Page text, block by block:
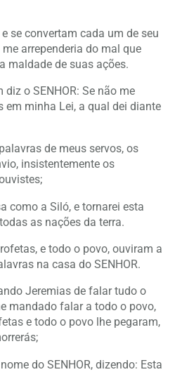
se convertam cada um de seu
arrependeria do mal que
maldade de suas ações.
o SENHOR: Se não me
em minha Lei, a qual dei diante
de meus servos, os
insistentemente os
como a Siló, e tornarei esta
as nações da terra.
e todo o povo, ouviram a
na casa do SENHOR.
Jeremias de falar tudo o
mandado falar a todo o povo,
e todo o povo lhe pegaram,
do SENHOR, dizendo: Esta